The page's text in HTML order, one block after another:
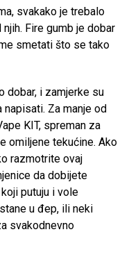
svakako je trebalo
Fire gumb je dobar
smetati što se tako
dobar, i zamjerke su
Za manje od
KIT, spreman za
omiljene tekućine. Ako
razmotrite ovaj
da dobijete
putuju i vole
u đep, ili neki
svakodnevno